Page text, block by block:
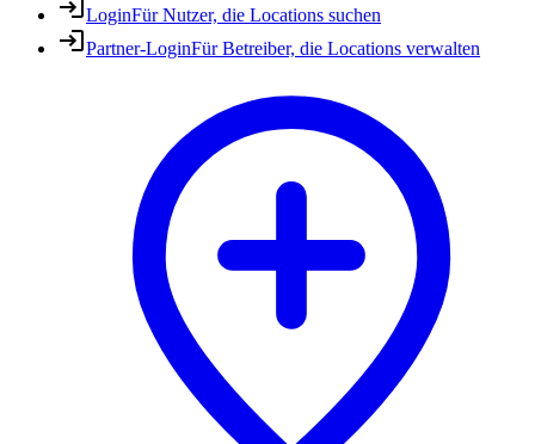
LoginFür Nutzer, die Locations suchen
Partner-LoginFür Betreiber, die Locations verwalten